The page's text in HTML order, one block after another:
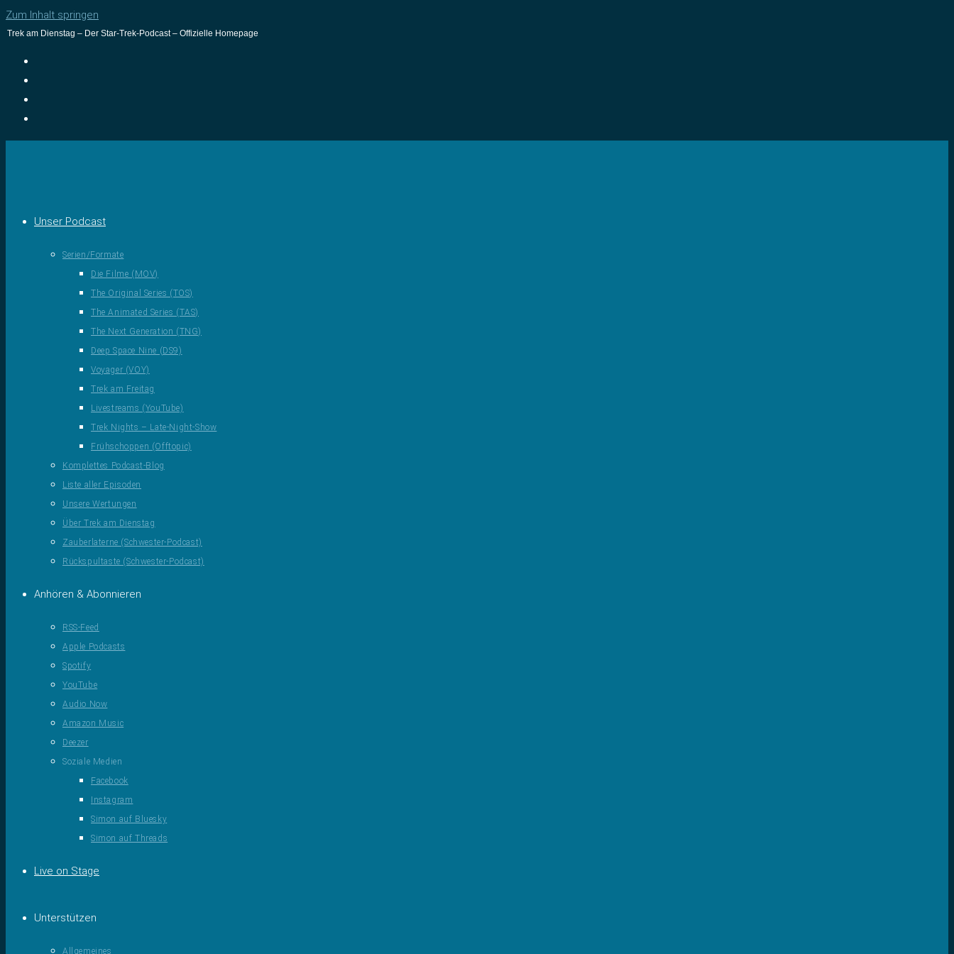
Zum Inhalt springen
Trek am Dienstag – Der Star-Trek-Podcast – Offizielle Homepage
Unser Podcast
Serien/Formate
Die Filme (MOV)
The Original Series (TOS)
The Animated Series (TAS)
The Next Generation (TNG)
Deep Space Nine (DS9)
Voyager (VOY)
Trek am Freitag
Livestreams (YouTube)
Trek Nights – Late-Night-Show
Frühschoppen (Offtopic)
Komplettes Podcast-Blog
Liste aller Episoden
Unsere Wertungen
Über Trek am Dienstag
Zauberlaterne (Schwester-Podcast)
Rückspultaste (Schwester-Podcast)
Anhören & Abonnieren
RSS-Feed
Apple Podcasts
Spotify
YouTube
Audio Now
Amazon Music
Deezer
Soziale Medien
Facebook
Instagram
Simon auf Bluesky
Simon auf Threads
Live on Stage
Unterstützen
Allgemeines